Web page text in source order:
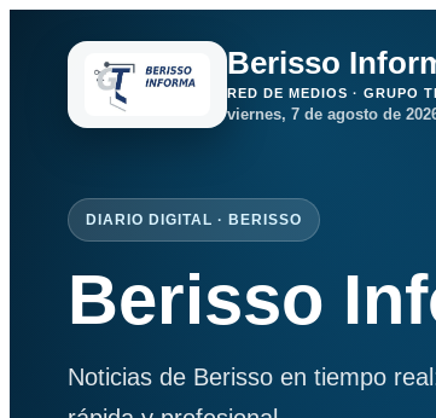
Berisso
RED DE MEDIOS · GRUPO
viernes, 7 de agosto de
DIARIO DIGITAL · BERISSO
Berisso
Noticias de Berisso en tiempo